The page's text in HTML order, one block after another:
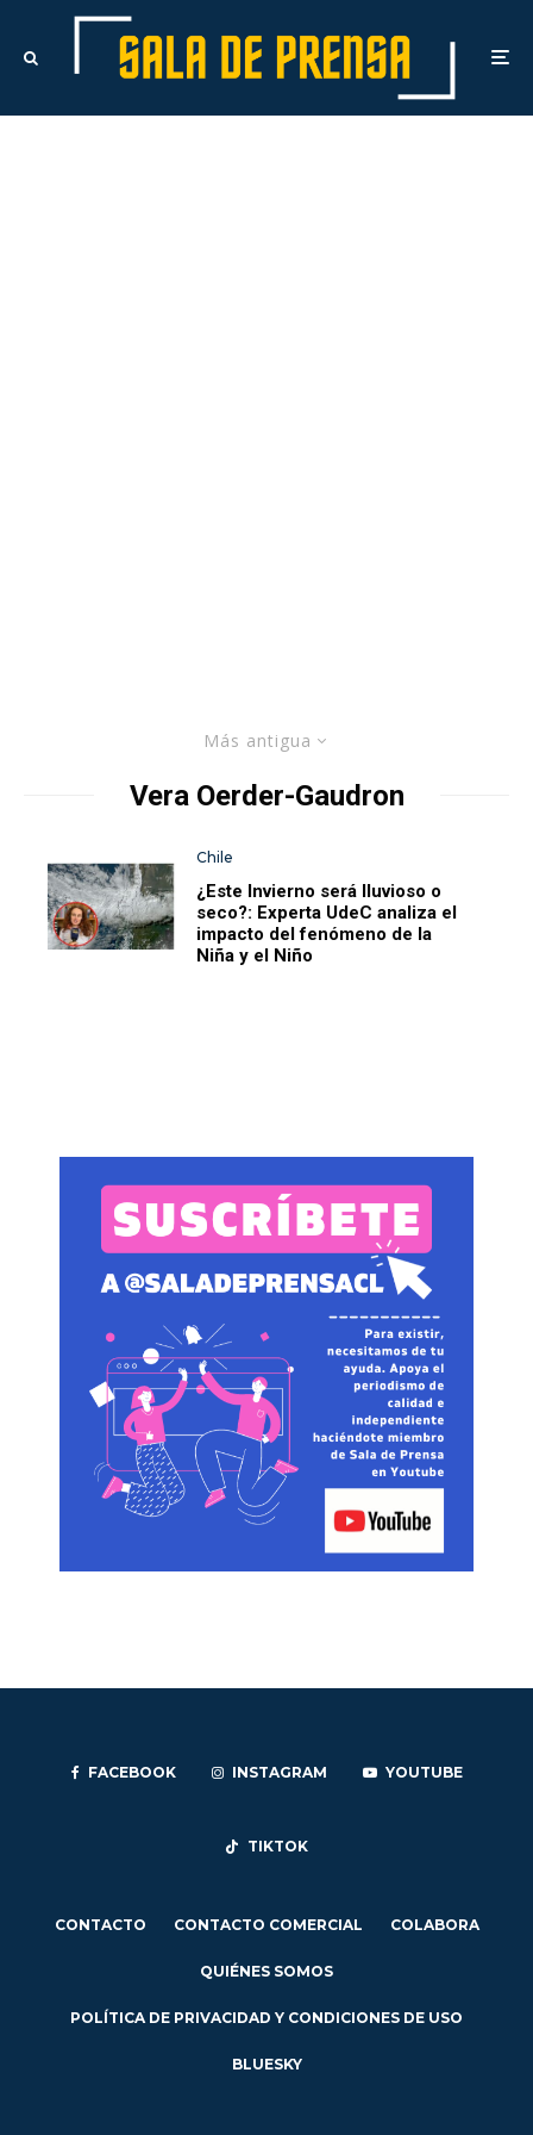
Más antigua
Vera Oerder-Gaudron
Chile
¿Este Invierno será lluvioso o
seco?: Experta UdeC analiza el
impacto del fenómeno de la
Niña y el Niño
FACEBOOK INSTAGRAM YOUTUBE
TIKTOK
CONTACTO CONTACTO COMERCIAL COLABORA
QUIÉNES SOMOS
POLÍTICA DE PRIVACIDAD Y CONDICIONES DE USO
BLUESKY